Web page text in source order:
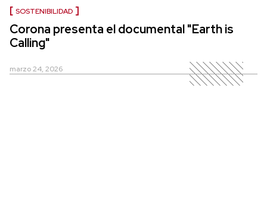
SOSTENIBILIDAD
Corona presenta el documental "Earth is
Calling"
marzo 24, 2026